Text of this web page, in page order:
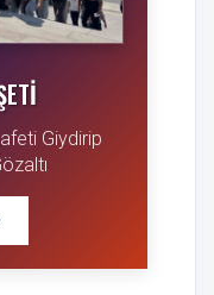
Giydirip